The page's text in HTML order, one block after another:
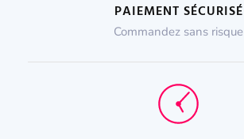
PAIEMENT SÉCURISÉ
Commandez sans risque